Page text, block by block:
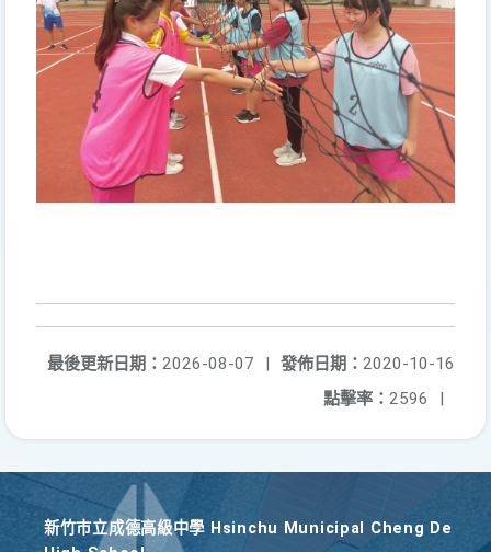
發佈日期： 2020-10-16
最後更新日期： 2026-08-07
|
點擊率： 2596 |
新竹巿立成德高級中學 Hsinchu Municipal Cheng De